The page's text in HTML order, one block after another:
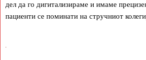
дел да го дигитализираме и имаме
пациенти се поминати на стручниот